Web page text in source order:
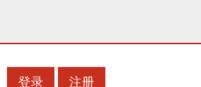
登录 注册